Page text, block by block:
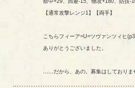
【通常攻撃レンジ1】【両手】
こちらフィーア=U=ツヴァンツィヒ
ありがとうございました。
……だから、あの。募集はしておりま